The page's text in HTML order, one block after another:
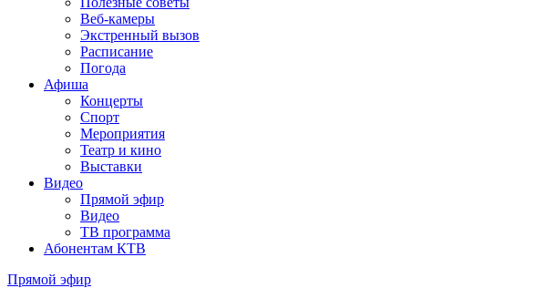
Веб-камеры
Экстренный вызов
Расписание
Погода
Афиша
Концерты
Спорт
Мероприятия
Театр и кино
Выставки
Видео
Прямой эфир
Видео
ТВ программа
Абонентам КТВ
Прямой эфир